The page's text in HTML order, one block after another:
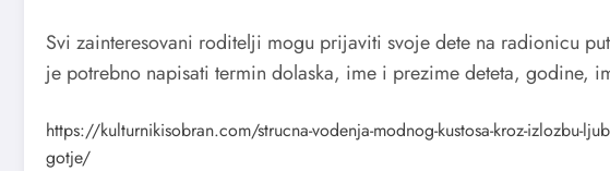
Svi zainteresovani roditelji mogu prijaviti svoje dete na radionicu
je potrebno napisati termin dolaska, ime i prezime deteta, godine,
https://kulturnikisobran.com/strucna-vodenja-modnog-kustosa-kroz-izlozbu-
gotje/